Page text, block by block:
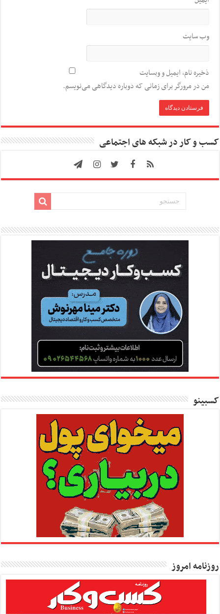
وب‌ سایت
ذخیره نام، ایمیل و وبسایت
من در مرورگر برای زمانی که دوباره دیدگاهی می‌نویسم.
کسب و کار در شبکه های اجتماعی
کسبینو
روزنامه امروز